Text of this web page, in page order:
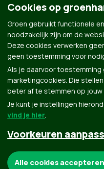
Groen.be
Cookies op
Groen gebruikt functionele
noodzakelijk zijn om de
Deze cookies verwerken
geen toestemming voor
Als je daarvoor toestemming
marketingcookies. Die
beter af te stemmen op jouw
Je kunt je instellingen
vind je hier.
Voorkeuren
Alle cookies accepteren